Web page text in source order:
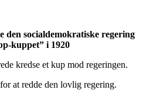
den socialdemokratiske regering
kuppet” i 1920
kredse et kup mod regeringen.
at redde den lovlig regering.